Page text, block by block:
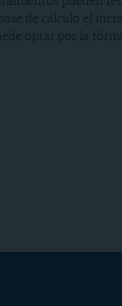
de cálculo el
optar por la